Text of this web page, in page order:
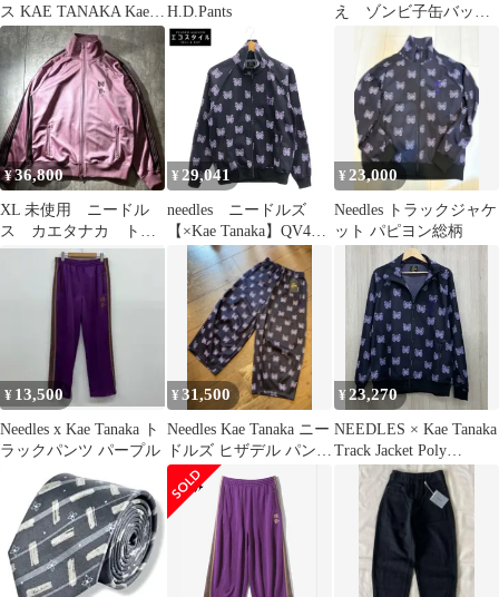
ス KAE TANAKA Kae
Tanaka
H.D.Pants
え ゾンビ子缶バッジ
2個セット
¥36,800
XL 未使用 ニードル
ス カエタナカ トラ
ックジャケット 刺
繍 ピンク 田中かえ
¥ 29,041
needles ニードルズ
【×Kae Tanaka】QV424
25SS パープル
H.D.Track jacket - Poly
Jacquard パピヨン 総柄
トラックジャケット S
¥ 23,000
Needles トラックジャケ
ット パピヨン総柄
¥ 13,500
Needles x Kae Tanaka ト
ラックパンツ パープル
¥31,500
Needles Kae Tanaka ニー
ドルズ ヒザデル パンツ
カエタナカ
¥23,270
NEEDLES × Kae Tanaka
Track Jacket Poly
Jacquard QV 424 ニード
ルズ 田中 かえ トラッ
ク ジャケット パープル
藤沢大庭店